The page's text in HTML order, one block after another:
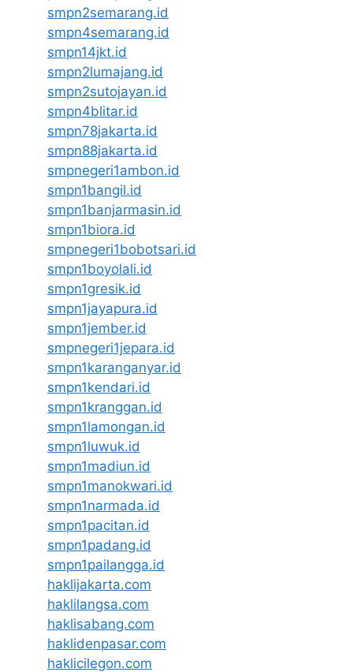
smpn2semarang.id
smpn4semarang.id
smpn14jkt.id
smpn2lumajang.id
smpn2sutojayan.id
smpn4blitar.id
smpn78jakarta.id
smpn88jakarta.id
smpnegeri1ambon.id
smpn1bangil.id
smpn1banjarmasin.id
smpn1biora.id
smpnegeri1bobotsari.id
smpn1boyolali.id
smpn1gresik.id
smpn1jayapura.id
smpn1jember.id
smpnegeri1jepara.id
smpn1karanganyar.id
smpn1kendari.id
smpn1kranggan.id
smpn1lamongan.id
smpn1luwuk.id
smpn1madiun.id
smpn1manokwari.id
smpn1narmada.id
smpn1pacitan.id
smpn1padang.id
smpn1pailangga.id
haklijakarta.com
haklilangsa.com
haklisabang.com
haklidenpasar.com
haklicilegon.com